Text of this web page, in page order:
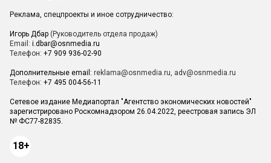
Реклама, спецпроекты и иное сотрудничество:
Игорь Дбар (Руководитель отдела продаж)
Email: i.dbar@osnmedia.ru
Телефон: +7 909 936-02-90
Дополнительные email: reklama@osnmedia.ru, adv@osnmedia.ru
Телефон: +7 495 004-56-11
Сетевое издание Медиапортал "Агентство экономических новостей"
зарегистрировано Роскомнадзором 26.04.2022, реестровая запись ЭЛ
№ ФС77-82835.
18+